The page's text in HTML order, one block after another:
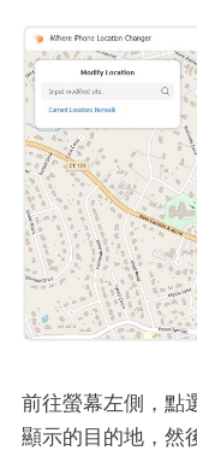
前往螢幕左側，點
顯示的目的地，然